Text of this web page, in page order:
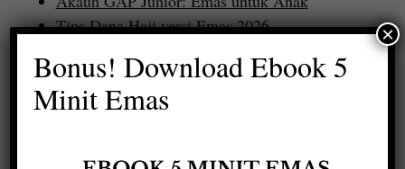
Tips Dana Haji versi Emas 2026
Bonus! Download Ebook 5
Minit Emas
×